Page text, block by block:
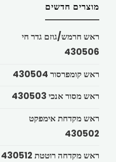
מוצרים חדשים
ראש חרמש/גוזם גדר חי
430506
ראש קומפרסור 430504
ראש מסור אנכי 430503
ראש מקדחת אימפקט
430502
ראש מקדחה רוטטת 430512